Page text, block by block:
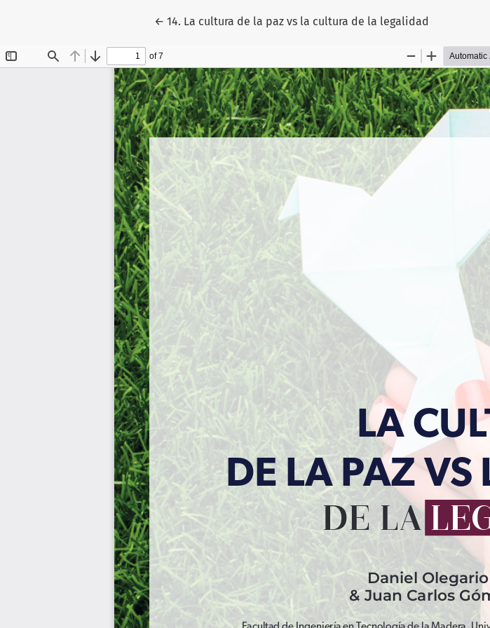
← Volver a los detalles del artículo
14. La cultura de la paz vs la cultura de la legalidad